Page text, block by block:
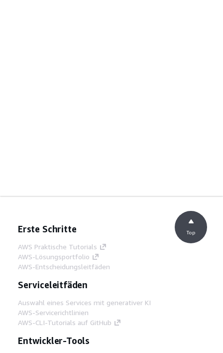
Erste Schritte
AWS Praktische Tutorials
AWS-Lösungsportfolio
AWS-Entscheidungsleitfäden
Serviceleitfäden
Auswahl eines Services mit generativer KI
AWS-Servicerichtlinien
AWS-CLI-Tutorials auf GitHub
Entwickler-Tools
Top